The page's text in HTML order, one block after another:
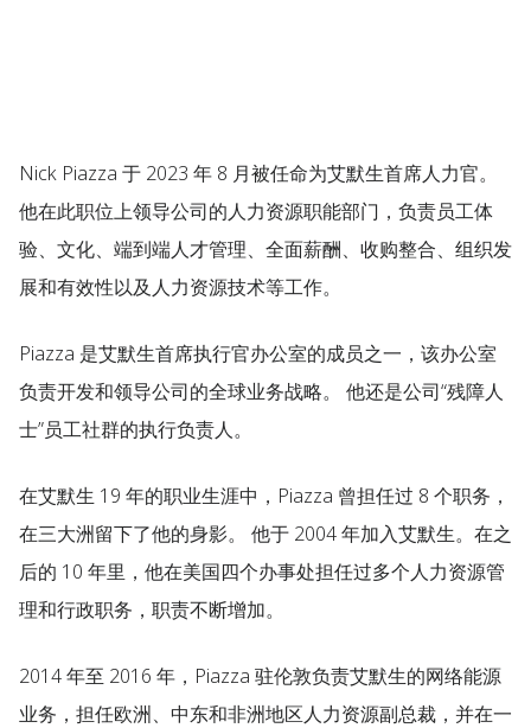
Nick Piazza 于 2023 年 8 月被任命为艾默生首席人力官。
他在此职位上领导公司的人力资源职能部门，负责员工体
验、文化、端到端人才管理、全面薪酬、收购整合、组织发
展和有效性以及人力资源技术等工作。
Piazza 是艾默生首席执行官办公室的成员之一，该办公室
负责开发和领导公司的全球业务战略。 他还是公司“残障人
士”员工社群的执行负责人。
在艾默生 19 年的职业生涯中，Piazza 曾担任过 8 个职务，
在三大洲留下了他的身影。 他于 2004 年加入艾默生。在之
后的 10 年里，他在美国四个办事处担任过多个人力资源管
理和行政职务，职责不断增加。
2014 年至 2016 年，Piazza 驻伦敦负责艾默生的网络能源
业务，担任欧洲、中东和非洲地区人力资源副总裁，并在一